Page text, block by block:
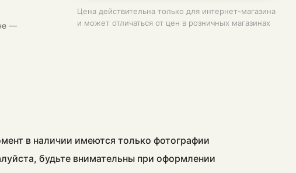
—
Цена действительна только для интернет-магазина
и может отличаться от цен в розничных магазинах
в наличии имеются только фотографии
будьте внимательны при оформлении